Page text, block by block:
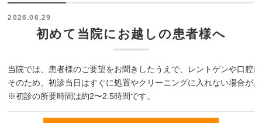
2026.06.29
初めて当院にお越しの患者様へ
当院では、患者様のご要望をお聞きしたうえで、レントゲンや口腔
そのため、初診当日はすぐに処置やクリーニングに入れない場合が
※初診の所要時間は約2〜2.5時間です。